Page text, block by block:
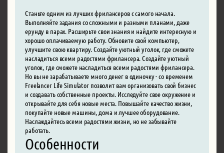
Станьте одним из лучших фрилансеров с самого начала.
Выполняйте задания со сложными и разными планами, даже
ерунду в парах. Расширьте свои знания и найдите интересную и
хорошо оплачиваемую работу. Обновите свой компьютер,
улучшите свою квартиру. Создайте уютный уголок, где сможете
насладиться всеми радостями фрилансера. Создайте уютный
уголок, где сможете насладиться всеми радостями фрилансера.
Но вы не зарабатываете много денег в одиночку - со временем
Freelancer Life Simulator позволит вам организовать свой бизнес
и создавать собственные проекты. Исследуйте свое окружение и
открывайте для себя новые места. Повышайте качество жизни,
покупайте новые машины, дома и лучшее оборудование.
Наслаждайтесь всеми радостями жизни, но не забывайте
работать.
Особенности